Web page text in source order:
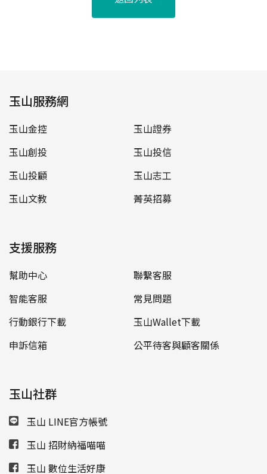
玉山服務網
玉山金控
玉山證券
玉山創投
玉山投信
玉山投顧
玉山志工
玉山文教
菁英招募
支援服務
幫助中心
聯繫客服
智能客服
常見問題
行動銀行下載
玉山Wallet下載
申訴信箱
公平待客與顧客關係
玉山社群
玉山 LINE官方帳號
玉山 招財納福喵喵
玉山 數位生活好康